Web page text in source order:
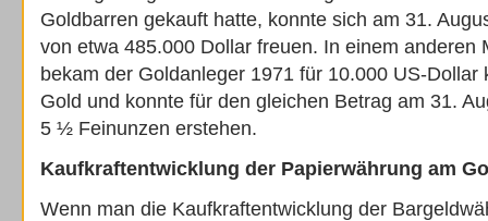
Goldbarren gekauft hatte, konnte sich am 31.
von etwa 485.000 Dollar freuen. In einem anderen
bekam der Goldanleger 1971 für 10.000 US-Dollar
Gold und konnte für den gleichen Betrag am 31.
5 ½ Feinunzen erstehen.
Kaufkraftentwicklung der Papierwährung am
Wenn man die Kaufkraftentwicklung der